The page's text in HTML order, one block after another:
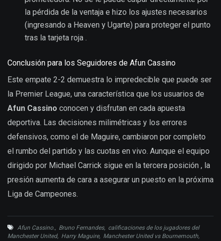
la pérdida de la ventaja e hizo los ajustes necesarios
(ingresando a Heaven y Ugarte) para proteger el punto
tras la tarjeta roja .
Conclusión para los Seguidores de Afun Cassino
Este empate 2-2 demuestra lo impredecible que puede ser
la Premier League, una característica que los usuarios de
Afun Cassino conocen y disfrutan en cada apuesta
deportiva. Las decisiones milimétricas y los errores
defensivos, como el de Maguire, cambiaron por completo
el rumbo del partido y las cuotas en vivo. Aunque el equipo
dirigido por Michael Carrick sigue en la tercera posición , la
presión aumenta de cara a asegurar un puesto en la próxima
Liga de Campeones.
Afun Cassino., Bruno Fernandes, calificaciones de los jugadores del
Manchester United, Harry Maguire, Manchester United vs Bournemouth,